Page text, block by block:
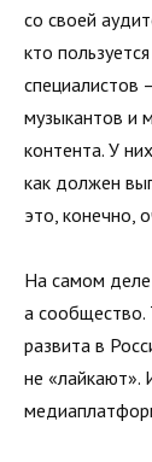
со своей
кто
специалистов
музыкантов и
контента. У
как должен
это, конечно,
На самом деле
а сообщество.
развита в
не «лайкают».